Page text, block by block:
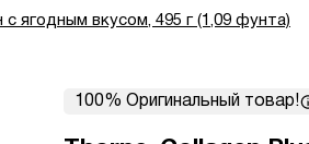
с ягодным вкусом, 495 г (1,09 фунта)
100% Оригинальный товар!